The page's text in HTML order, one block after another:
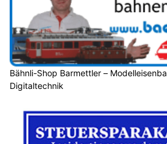
Bähnli-Shop Barmettler –
Digitaltechnik